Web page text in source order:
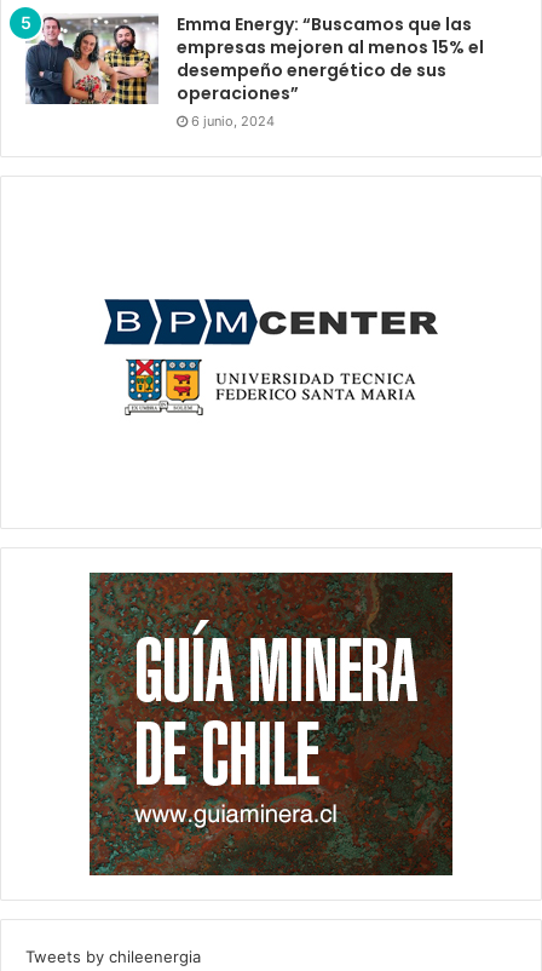
Emma Energy: “Buscamos que las
empresas mejoren al menos 15% el
desempeño energético de sus
operaciones”
6 junio, 2024
Tweets by chileenergia